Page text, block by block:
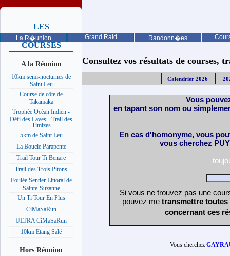
La R�union Grand Raid Randonn�es
LES
PROCHAINES
COURSES
A la Réunion
10km semi-nocturnes de
Saint Leu
Course de côte de
Takamaka
Trophée Océan Indien -
Défi des Laves - Trail des
Timizes
5km de Saint Leu
La Boucle Parapente
Trail Tour Ti Benare
Trail des Trois Pitons
Foulée Sentier Littoral de
Sainte-Suzanne
Un Ti Tour En Plus
CiMaSaRun
ULTRA CiMaSaRun
10km Etang Salé
Hors Réunion
Consultez vos résultats de courses,
Calendrier 2026
Vous
en tapant son nom ou
En cas d'homonyme, vous
vous cherchez
Si vous ne trouvez pas une
pouvez me transmettre
concernant ces
Vous cherchez